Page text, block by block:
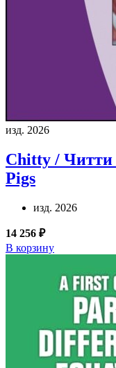
изд. 2026
Chitty / Читти
Pigs
изд. 2026
14 256 ₽
В корзину